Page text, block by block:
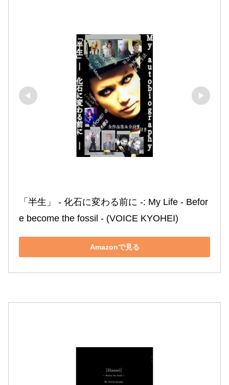
「半生」 ‐ 化石に変わる前に ‐: My Life ‐ Befor
e become the fossil ‐ (VOICE KYOHEI)
Amazonで見る